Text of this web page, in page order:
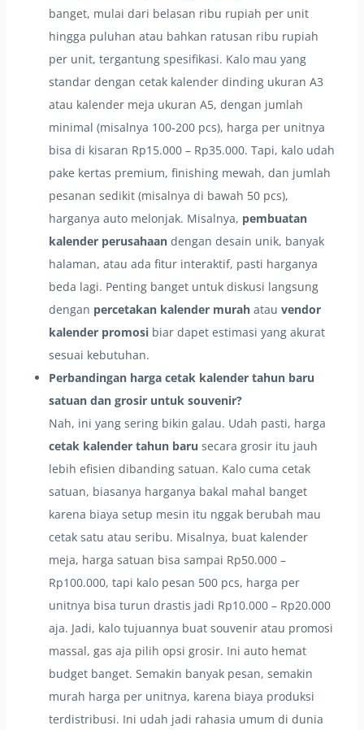
banget, mulai dari belasan ribu rupiah per unit
hingga puluhan atau bahkan ratusan ribu rupiah
per unit, tergantung spesifikasi. Kalo mau yang
standar dengan cetak kalender dinding ukuran A3
atau kalender meja ukuran A5, dengan jumlah
minimal (misalnya 100-200 pcs), harga per unitnya
bisa di kisaran Rp15.000 – Rp35.000. Tapi, kalo udah
pake kertas premium, finishing mewah, dan jumlah
pesanan sedikit (misalnya di bawah 50 pcs),
harganya auto melonjak. Misalnya, pembuatan
kalender perusahaan dengan desain unik, banyak
halaman, atau ada fitur interaktif, pasti harganya
beda lagi. Penting banget untuk diskusi langsung
dengan percetakan kalender murah atau vendor
kalender promosi biar dapet estimasi yang akurat
sesuai kebutuhan.
Perbandingan harga cetak kalender tahun baru
satuan dan grosir untuk souvenir?
Nah, ini yang sering bikin galau. Udah pasti, harga
cetak kalender tahun baru secara grosir itu jauh
lebih efisien dibanding satuan. Kalo cuma cetak
satuan, biasanya harganya bakal mahal banget
karena biaya setup mesin itu nggak berubah mau
cetak satu atau seribu. Misalnya, buat kalender
meja, harga satuan bisa sampai Rp50.000 –
Rp100.000, tapi kalo pesan 500 pcs, harga per
unitnya bisa turun drastis jadi Rp10.000 – Rp20.000
aja. Jadi, kalo tujuannya buat souvenir atau promosi
massal, gas aja pilih opsi grosir. Ini auto hemat
budget banget. Semakin banyak pesan, semakin
murah harga per unitnya, karena biaya produksi
terdistribusi. Ini udah jadi rahasia umum di dunia